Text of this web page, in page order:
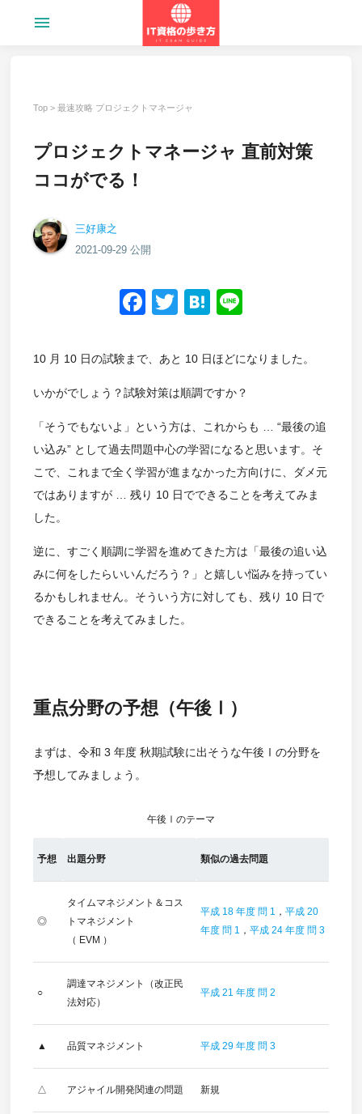
menu
Top> 最速攻略 プロジェクトマネージャ
プロジェクトマネージャ 直前対策
ココがでる！
三好康之
2021-09-29 公開
Facebook
TwitterHatena
10 月 10 日の試験まで、あと 10 日ほどになりました。
いかがでしょう？試験対策は順調ですか？
「そうでもないよ」という方は、これからも … “最後の追
い込み” として過去問題中心の学習になると思います。そ
こで、これまで全く学習が進まなかった方向けに、ダメ元
ではありますが … 残り 10 日でできることを考えてみま
した。
逆に、すごく順調に学習を進めてきた方は「最後の追い込
みに何をしたらいいんだろう？」と嬉しい悩みを持ってい
るかもしれません。そういう方に対しても、残り 10 日で
できることを考えてみました。
重点分野の予想（午後Ⅰ）
まずは、令和 3 年度 秋期試験に出そうな午後Ⅰの分野を
予想してみましょう。
午後Ⅰのテーマ
予想 出題分野 類似の過去問題
◎
タイムマネジメント＆コス
トマネジメント
（ EVM ）
平成 18 年度 問 1 ， 平成 20
年度 問 1 ， 平成 24 年度 問 3
○
調達マネジメント（改正民
法対応）
平成 21 年度 問 2
▲ 品質マネジメント 平成 29 年度 問 3
△ アジャイル開発関連の問題 新規